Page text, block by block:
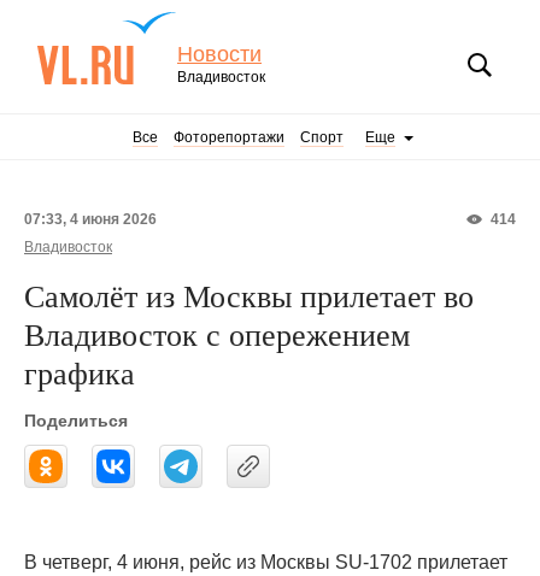
Новости
Владивосток
Все Фоторепортажи Спорт Еще
414
07:33, 4 июня 2026
Владивосток
Самолёт из Москвы прилетает во
Владивосток с опережением
графика
Поделиться
В четверг, 4 июня, рейс из Москвы SU-1702 прилетает